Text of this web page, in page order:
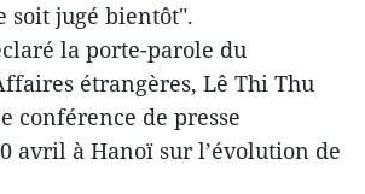
soit jugé bientôt".
la porte-parole du
étrangères, Lê Thi Thu
conférence de presse
avril à Hanoï sur l’évolution de